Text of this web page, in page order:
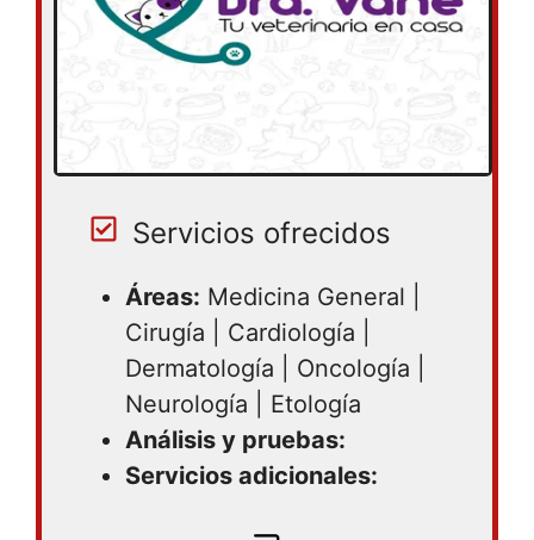
Servicios ofrecidos
Áreas: Medicina General |
Cirugía | Cardiología |
Dermatología | Oncología |
Neurología | Etología
Análisis y pruebas:
Servicios adicionales: